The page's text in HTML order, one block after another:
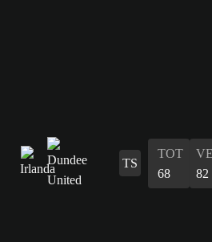
TS
TOT
68
82